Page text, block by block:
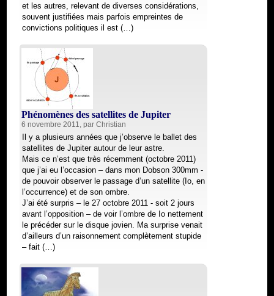
et les autres, relevant de diverses considérations,
souvent justifiées mais parfois empreintes de
convictions politiques il est (…)
Phénomènes des satellites de Jupiter
6 novembre 2011, par Christian
Il y a plusieurs années que j’observe le ballet des
satellites de Jupiter autour de leur astre.
Mais ce n’est que très récemment (octobre 2011)
que j’ai eu l’occasion – dans mon Dobson 300mm -
de pouvoir observer le passage d’un satellite (Io, en
l’occurrence) et de son ombre.
J’ai été surpris – le 27 octobre 2011 - soit 2 jours
avant l’opposition – de voir l’ombre de Io nettement
le précéder sur le disque jovien. Ma surprise venait
d’ailleurs d’un raisonnement complètement stupide
– fait (…)